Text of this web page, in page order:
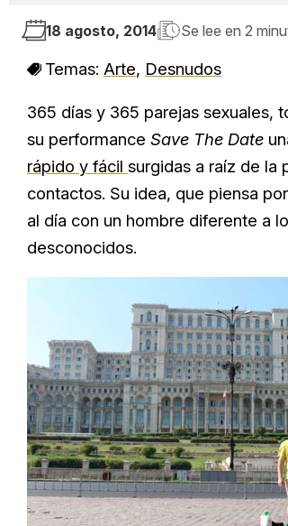
18 agosto, 2014 Se lee en 2
Temas: Arte, Desnudos
365 días y 365 parejas sexuales,
su performance Save The Date
rápido y fácil surgidas a raíz de la
contactos. Su idea, que piensa
al día con un hombre diferente a
desconocidos.